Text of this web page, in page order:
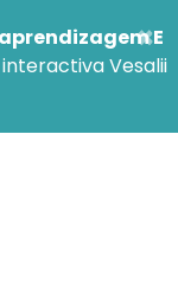
E
Vesalii
×